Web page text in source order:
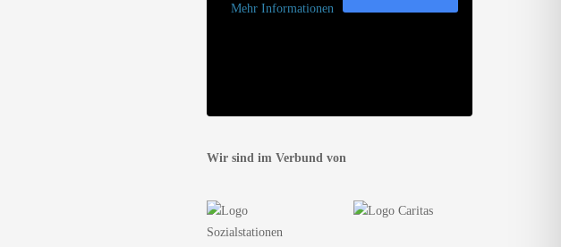
Mehr Informationen
Wir sind im Verbund von